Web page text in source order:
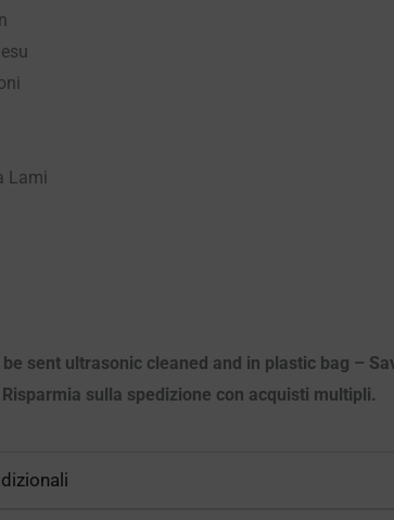
Lami
sent ultrasonic cleaned and in plastic bag –
sulla spedizione con acquisti multipli.